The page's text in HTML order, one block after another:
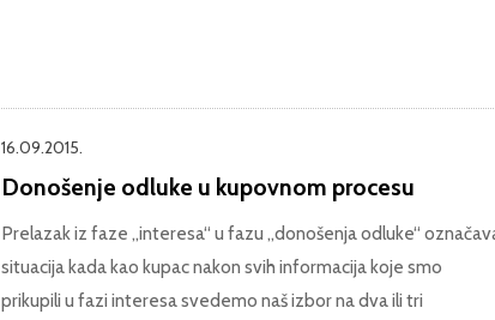
16.09.2015.
Donošenje odluke u kupovnom procesu
Prelazak iz faze „interesa“ u fazu „donošenja odluke“
situacija kada kao kupac nakon svih informacija koje smo
prikupili u fazi interesa svedemo naš izbor na dva ili tri